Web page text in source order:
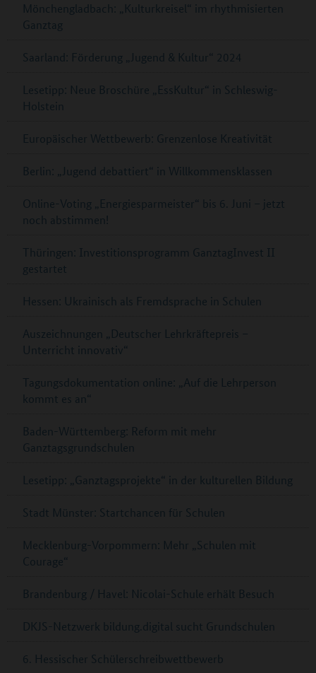
Mönchengladbach: „Kulturkreisel“ im rhythmisierten
Ganztag
Saarland: Förderung „Jugend & Kultur“ 2024
Lesetipp: Neue Broschüre „EssKultur“ in Schleswig-
Holstein
Europäischer Wettbewerb: Grenzenlose Kreativität
Berlin: „Jugend debattiert“ in Willkommensklassen
Online-Voting „Energiesparmeister“ bis 6. Juni – jetzt
noch abstimmen!
Thüringen: Investitionsprogramm GanztagInvest II
gestartet
Hessen: Ukrainisch als Fremdsprache in Schulen
Auszeichnungen „Deutscher Lehrkräftepreis –
Unterricht innovativ“
Tagungsdokumentation online: „Auf die Lehrperson
kommt es an“
Baden-Württemberg: Reform mit mehr
Ganztagsgrundschulen
Lesetipp: „Ganztagsprojekte“ in der kulturellen Bildung
Stadt Münster: Startchancen für Schulen
Mecklenburg-Vorpommern: Mehr „Schulen mit
Courage“
Brandenburg / Havel: Nicolai-Schule erhält Besuch
DKJS-Netzwerk bildung.digital sucht Grundschulen
6. Hessischer Schülerschreibwettbewerb